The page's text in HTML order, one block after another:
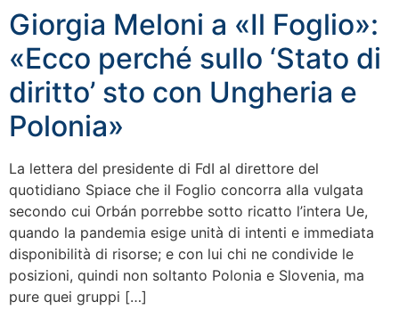
Giorgia Meloni a «Il Foglio»:
«Ecco perché sullo ‘Stato di
diritto’ sto con Ungheria e
Polonia»
La lettera del presidente di FdI al direttore del
quotidiano Spiace che il Foglio concorra alla vulgata
secondo cui Orbán porrebbe sotto ricatto l’intera Ue,
quando la pandemia esige unità di intenti e immediata
disponibilità di risorse; e con lui chi ne condivide le
posizioni, quindi non soltanto Polonia e Slovenia, ma
pure quei gruppi […]